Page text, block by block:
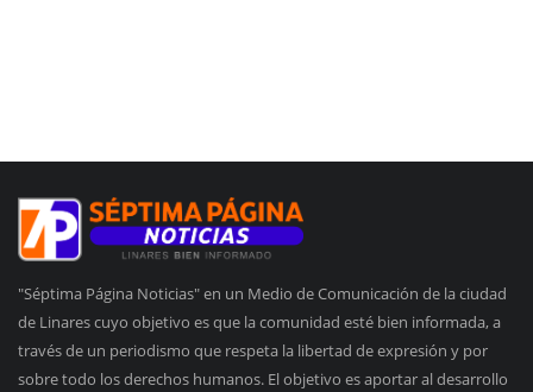
"Séptima Página Noticias" en un Medio de Comunicación de la ciudad
de Linares cuyo objetivo es que la comunidad esté bien informada, a
través de un periodismo que respeta la libertad de expresión y por
sobre todo los derechos humanos. El objetivo es aportar al desarrollo